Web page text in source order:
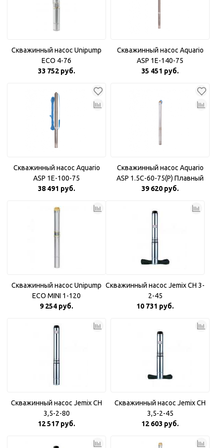
Скважинный насос Unipump
ECO 4-76
33 752 руб.
Скважинный насос Aquario
ASP 1E-140-75
35 451 руб.
Скважинный насос Aquario
ASP 1E-100-75
38 491 руб.
Скважинный насос Aquario
ASP 1.5С-60-75(P) Плавный
пуск
39 620 руб.
Скважинный насос Unipump
ECO MINI 1-120
9 254 руб.
Скважинный насос Jemix CH 3-
2-45
10 731 руб.
Скважинный насос Jemix CH
3,5-2-80
12 517 руб.
Скважинный насос Jemix CH
3,5-2-45
12 603 руб.